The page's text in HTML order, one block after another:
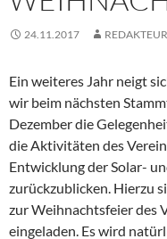
24.11.2017 REDAKTEUR
Ein weiteres Jahr neigt
wir beim nächsten
Dezember die
die Aktivitäten des
Entwicklung der Solar-
zurückzublicken. Hierzu
zur Weihnachtsfeier des
eingeladen. Es wird